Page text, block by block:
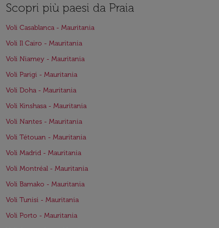
Scopri più paesi da Praia
Voli Casablanca - Mauritania
Voli Il Cairo - Mauritania
Voli Niamey - Mauritania
Voli Parigi - Mauritania
Voli Doha - Mauritania
Voli Kinshasa - Mauritania
Voli Nantes - Mauritania
Voli Tétouan - Mauritania
Voli Madrid - Mauritania
Voli Montréal - Mauritania
Voli Bamako - Mauritania
Voli Tunisi - Mauritania
Voli Porto - Mauritania